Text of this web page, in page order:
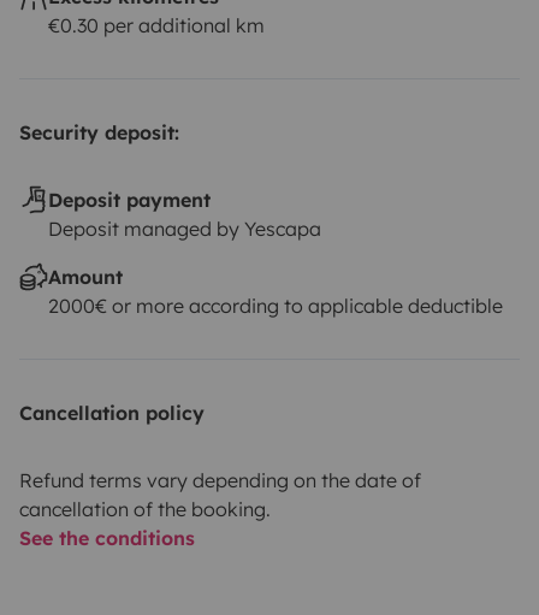
€0.30 per additional km
Security deposit:
Deposit payment
Deposit managed by Yescapa
Amount
2000€ or more according to applicable deductible
Cancellation policy
Refund terms vary depending on the date of
cancellation of the booking.
See the conditions